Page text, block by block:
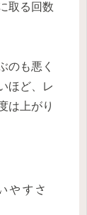
取る回数
のも悪く
ほど、レ
は上がり
やすさ